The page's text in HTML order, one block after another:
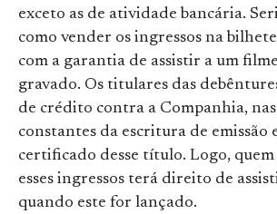
exceto as de atividade bancária.
como vender os ingressos na
com a garantia de assistir a um
gravado. Os titulares das
de crédito contra a Companhia,
constantes da escritura de emissão
certificado desse título. Logo,
esses ingressos terá direito de
quando este for lançado.